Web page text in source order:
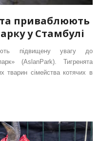
приваблюють
у Стамбулі
підвищену увагу до
(AslanPark). Тигренята
тварин сімейства котячих в